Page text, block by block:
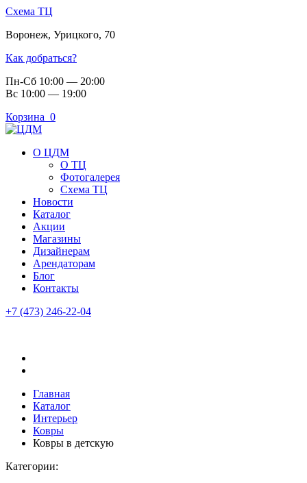
Схема ТЦ
Воронеж, Урицкого, 70
Как добраться?
Пн-Сб 10:00 — 20:00
Вс 10:00 — 19:00
Корзина 0
О ЦДМ
О ТЦ
Фотогалерея
Схема ТЦ
Новости
Каталог
Акции
Магазины
Дизайнерам
Арендаторам
Блог
Контакты
+7 (473) 246-22-04
Главная
Каталог
Интерьер
Ковры
Ковры в детскую
Категории: